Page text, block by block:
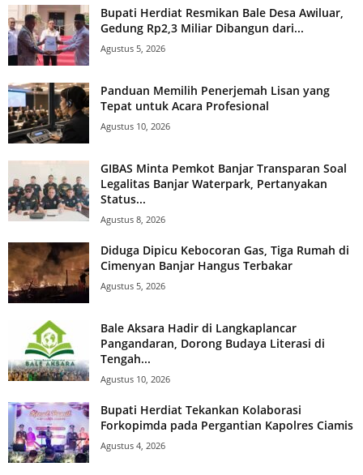
Bupati Herdiat Resmikan Bale Desa Awiluar,
Gedung Rp2,3 Miliar Dibangun dari...
Agustus 5, 2026
Panduan Memilih Penerjemah Lisan yang
Tepat untuk Acara Profesional
Agustus 10, 2026
GIBAS Minta Pemkot Banjar Transparan Soal
Legalitas Banjar Waterpark, Pertanyakan
Status...
Agustus 8, 2026
Diduga Dipicu Kebocoran Gas, Tiga Rumah di
Cimenyan Banjar Hangus Terbakar
Agustus 5, 2026
Bale Aksara Hadir di Langkaplancar
Pangandaran, Dorong Budaya Literasi di
Tengah...
Agustus 10, 2026
Bupati Herdiat Tekankan Kolaborasi
Forkopimda pada Pergantian Kapolres Ciamis
Agustus 4, 2026